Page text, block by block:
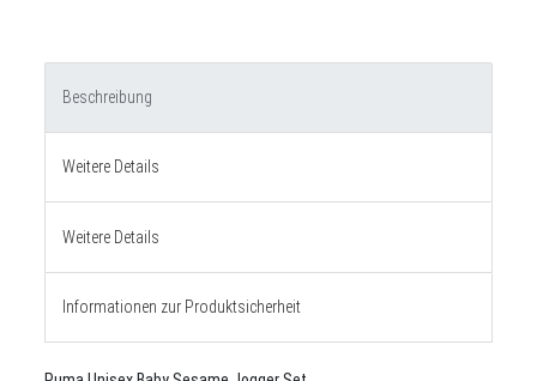
Beschreibung
Weitere Details
Weitere Details
Informationen zur Produktsicherheit